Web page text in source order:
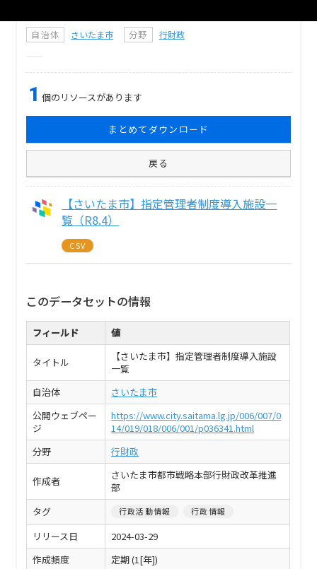
自治体 さいたま市 分野 行財政
1 個のリソースがあります
まとめてダウンロード
戻る
【さいたま市】指定管理者制度導入施設一
覧（R8.4）
CSV
このデータセットの情報
フィールド 値
タイトル
【さいたま市】指定管理者制度導入施設
一覧
自治体
さいたま市
公開ウェブペー
ジ
https://www.city.saitama.lg.jp/006/007/0
14/019/018/006/001/p036341.html
分野
行財政
作成者
さいたま市都市戦略本部行財政改革推進
部
タグ
行政活動情報 行政情報
リリース日
2024-03-29
作成頻度
定期 (1[年])